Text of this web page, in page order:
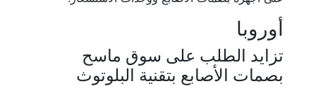
أوروبا
تزايد الطلب على سوق ماسح
بصمات الأصابع بتقنية البلوتوث